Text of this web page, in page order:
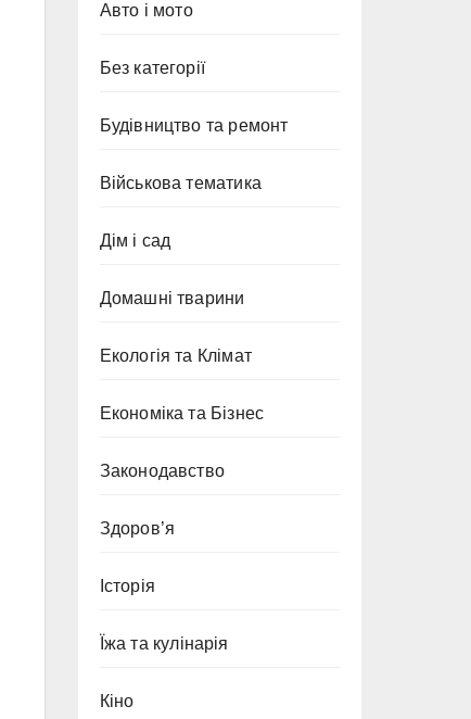
Авто і мото
Без категорії
Будівництво та ремонт
Військова тематика
Дім і сад
Домашні тварини
Екологія та Клімат
Економіка та Бізнес
Законодавство
Здоров’я
Історія
Їжа та кулінарія
Кіно